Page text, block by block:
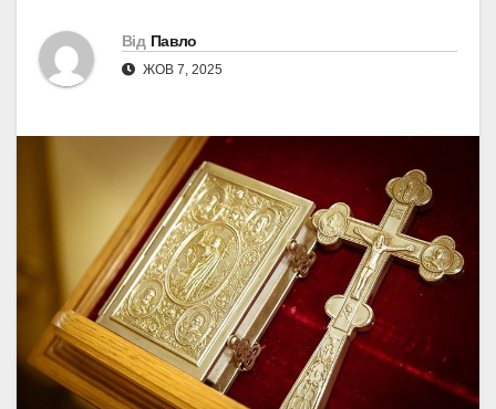
Від Павло
ЖОВ 7, 2025